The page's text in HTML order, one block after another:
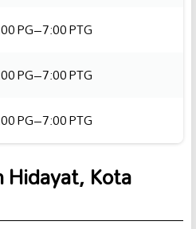
PG–7:00 PTG
PG–7:00 PTG
PG–7:00 PTG
Hidayat, Kota